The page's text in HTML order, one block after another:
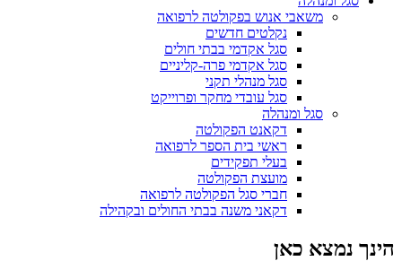
משאבי אנוש בפקולטה לרפואה
נקלטים חדשים
סגל אקדמי בבתי חולים
סגל אקדמי פרה-קליניים
סגל מנהלי תקני
סגל עובדי מחקר ופרוייקט
סגל ומנהלה
דקאנט הפקולטה
ראשי בית הספר לרפואה
בעלי תפקידים
מועצת הפקולטה
חברי סגל הפקולטה לרפואה
דקאני משנה בבתי החולים ובקהילה
הינך נמצא כאן